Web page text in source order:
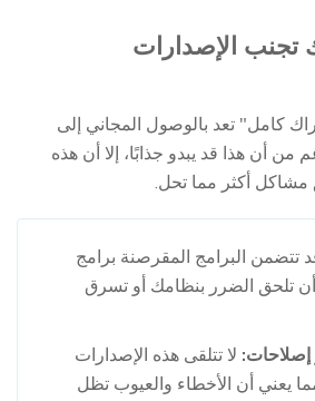
تجنب الإصدارات
كامل" تعد بالوصول المجاني إلى
من أن هذا قد يبدو جذابًا، إلا أن هذه
مشاكل أكثر مما تحل.
تتضمن البرامج المقرصنة برامج
تلحق الضرر بنظامك أو تسرق
إصلاحات: لا تتلقى هذه الإصدارات
يعني أن الأخطاء والعيوب تظل